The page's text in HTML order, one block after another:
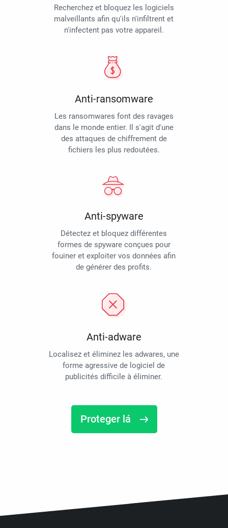
Recherchez et bloquez les logiciels
malveillants afin qu'ils n'infiltrent et
n'infectent pas votre appareil.
Anti-ransomware
Les ransomwares font des ravages
dans le monde entier. Il s'agit d'une
des attaques de chiffrement de
fichiers les plus redoutées.
Anti-spyware
Détectez et bloquez différentes
formes de spyware conçues pour
fouiner et exploiter vos données afin
de générer des profits.
Anti-adware
Localisez et éliminez les adwares, une
forme agressive de logiciel de
publicités difficile à éliminer.
Proteger lá